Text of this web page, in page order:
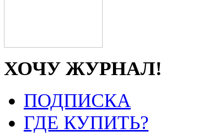
ХОЧУ ЖУРНАЛ!
ПОДПИСКА
ГДЕ КУПИТЬ?